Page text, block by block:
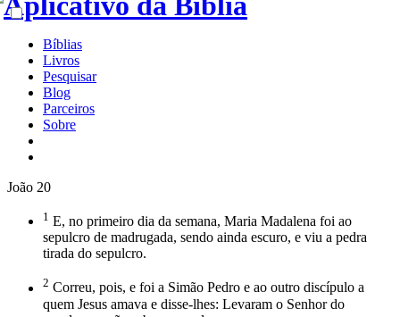
Bíblias
Livros
Pesquisar
Blog
Parceiros
Sobre
João 20
1 E, no primeiro dia da semana, Maria Madalena foi ao
sepulcro de madrugada, sendo ainda escuro, e viu a pedra
tirada do sepulcro.
2 Correu, pois, e foi a Simão Pedro e ao outro discípulo a
quem Jesus amava e disse-lhes: Levaram o Senhor do